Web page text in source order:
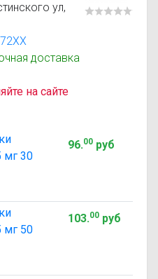
ул,
доставка
на сайте
мг 30
96.00руб
мг 50
103.00руб